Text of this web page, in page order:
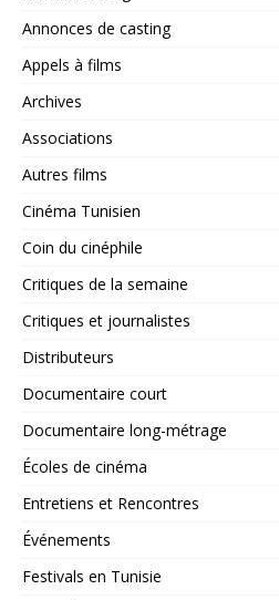
Annonces de casting
Appels à films
Archives
Associations
Autres films
Cinéma Tunisien
Coin du cinéphile
Critiques de la semaine
Critiques et journalistes
Distributeurs
Documentaire court
Documentaire long-métrage
Écoles de cinéma
Entretiens et Rencontres
Événements
Festivals en Tunisie